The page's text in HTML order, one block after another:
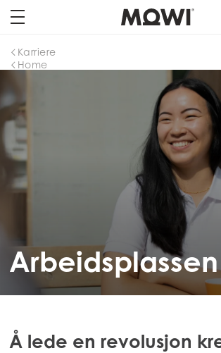
Home
Karriere
Å lede en revolusjon